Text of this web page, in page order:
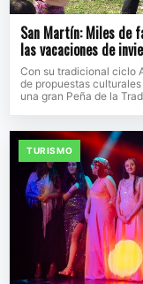
San Martín: Miles de
las vacaciones de
Con su tradicional ciclo
de propuestas
una gran Peña de la
TURISMO